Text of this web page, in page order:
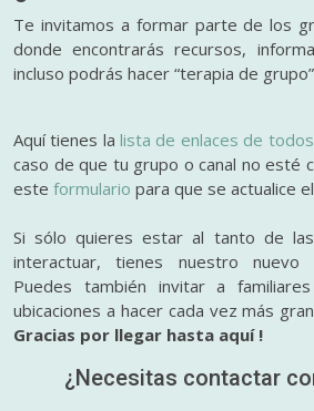
Te invitamos a formar parte de los
donde encontrarás recursos,
incluso podrás hacer “terapia de
Aquí tienes lalista de enlaces de
caso de que tu grupo o canal no esté
este formulario para que se actualice
Si sólo quieres estar al tanto de
interactuar, tienes nuestro nuevo
Puedes también invitar a
ubicaciones a hacer cada vez más
Gracias por llegar hasta aquí !
¿Necesitas contactar